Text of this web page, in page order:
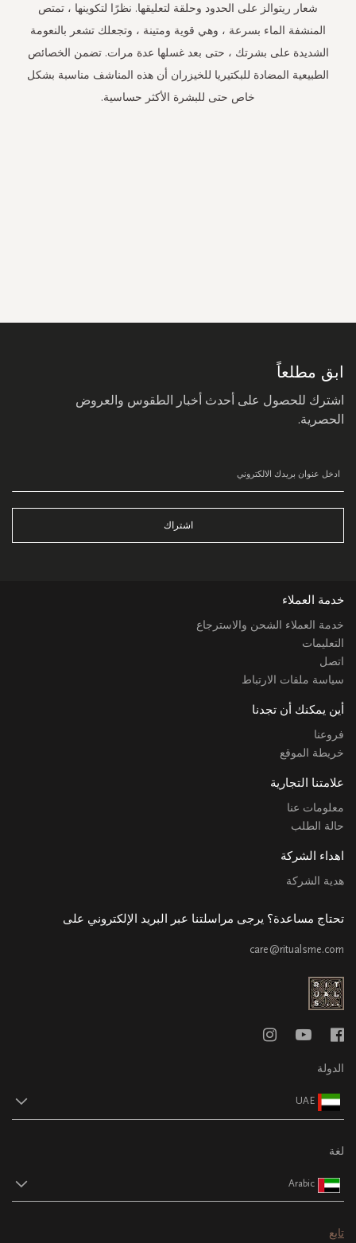
شعار ريتوالز على الحدود وحلقة لتعليقها. نظرًا لتكوينها ، تمتص
المنشفة الماء بسرعة ، وهي قوية ومتينة ، وتجعلك تشعر بالنعومة
الشديدة على بشرتك ، حتى بعد غسلها عدة مرات. تضمن الخصائص
الطبيعية المضادة للبكتيريا للخيزران أن هذه المناشف مناسبة بشكل
خاص حتى للبشرة الأكثر حساسية.
ابق مطلعاً
اشترك للحصول على أحدث أخبار الطقوس والعروض
الحصرية.
اشتراك
خدمة العملاء
خدمة العملاء الشحن والاسترجاع
التعليمات
اتصل
سياسة ملفات الارتباط
أين يمكنك أن تجدنا
فروعنا
خريطة الموقع
علامتنا التجارية
معلومات عنا
حالة الطلب
اهداء الشركة
هدية الشركة
تحتاج مساعدة؟ يرجى مراسلتنا عبر البريد الإلكتروني على
care@ritualsme.com
الدولة
UAE
لغة
Arabic
تابع